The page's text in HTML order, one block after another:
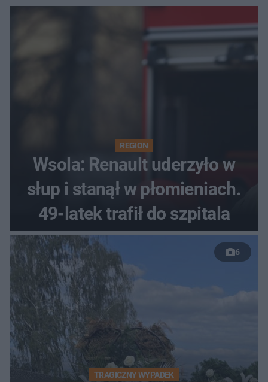
REGION
Wsola: Renault uderzyło w
słup i stanął w płomieniach.
49-latek trafił do szpitala
6
TRAGICZNY WYPADEK